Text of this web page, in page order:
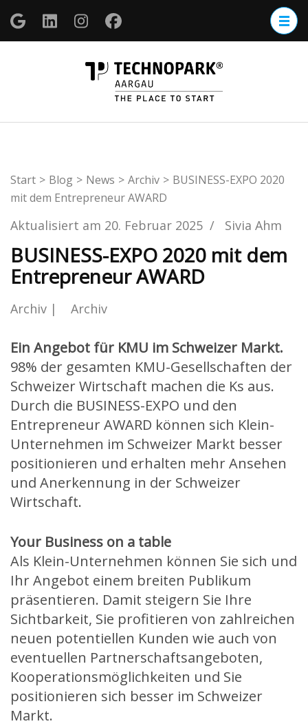
Zum
Inhalt
springen
Start > Blog > News > Archiv > BUSINESS-EXPO 2020
mit dem Entrepreneur AWARD
Aktualisiert am 20. Februar 2025 / Sivia Ahm
BUSINESS-EXPO 2020 mit dem
Entrepreneur AWARD
Archiv Archiv
Ein Angebot für KMU im Schweizer Markt.
98% der gesamten KMU-Gesellschaften der
Schweizer Wirtschaft machen die Ks aus.
Durch die BUSINESS-EXPO und den
Entrepreneur AWARD können sich Klein-
Unternehmen im Schweizer Markt besser
positionieren und erhalten mehr Ansehen
und Anerkennung in der Schweizer
Wirtschaft.
Your Business on a table
Als Klein-Unternehmen können Sie sich und
Ihr Angebot einem breiten Publikum
präsentieren. Damit steigern Sie Ihre
Sichtbarkeit, Sie profitieren von zahlreichen
neuen potentiellen Kunden wie auch von
eventuellen Partnerschaftsangeboten,
Kooperationsmöglichkeiten und Sie
positionieren sich besser im Schweizer
Markt.